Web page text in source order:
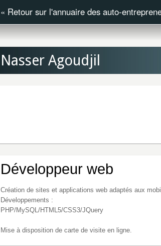
« Retour sur l'annuaire des auto-
Nasser Agoudjil
Développeur web
Création de sites et applications web adaptés aux
Développements :
PHP/MySQL/HTML5/CSS3/JQuery
Mise à disposition de carte de visite en ligne.